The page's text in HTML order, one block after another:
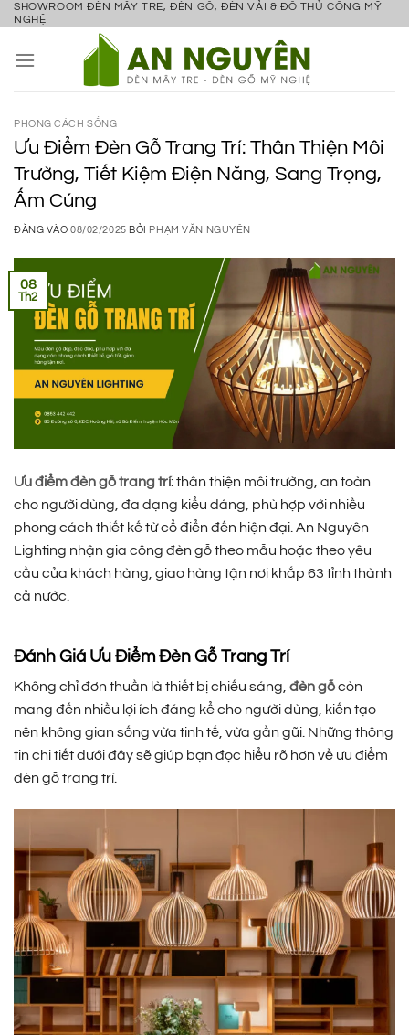
Bỏ
nội
SHOWROOM ĐÈN MÂY TRE, ĐÈN GỖ, ĐÈN VẢI & ĐỒ THỦ CÔNG MỸ
NGHỆ
PHONG CÁCH SỐNG
Ưu Điểm Đèn Gỗ Trang Trí: Thân Thiện Môi
Trường, Tiết Kiệm Điện Năng, Sang Trọng,
Ấm Cúng
ĐĂNG VÀO08/02/2025 BỞI PHẠM VĂN NGUYÊN
08
Th2
Ưu điểm đèn gỗ trang trí: thân thiện môi trường, an toàn
cho người dùng, đa dạng kiểu dáng, phù hợp với nhiều
phong cách thiết kế từ cổ điển đến hiện đại. An Nguyên
Lighting nhận gia công đèn gỗ theo mẫu hoặc theo yêu
cầu của khách hàng, giao hàng tận nơi khắp 63 tỉnh thành
cả nước.
Đánh Giá Ưu Điểm Đèn Gỗ Trang Trí
Không chỉ đơn thuần là thiết bị chiếu sáng, đèn gỗcòn
mang đến nhiều lợi ích đáng kể cho người dùng, kiến tạo
nên không gian sống vừa tinh tế, vừa gần gũi. Những thông
tin chi tiết dưới đây sẽ giúp bạn đọc hiểu rõ hơn về ưu điểm
đèn gỗ trang trí.